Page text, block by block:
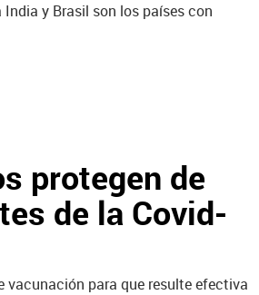
y Brasil son los países con
protegen de
de la Covid-
vacunación para que resulte efectiva